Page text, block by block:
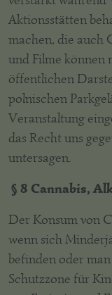
Aktionsstätten
machen, die auch
und Filme können
öffentlichen
polnischen
Veranstaltung
das Recht uns
untersagen.
§ 8 Cannabis,
Der Konsum von
wenn sich
befinden oder
Schutzzone für